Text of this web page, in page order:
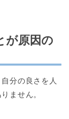
が原因の
分の良さを人
ません。